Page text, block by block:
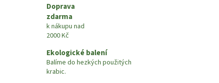
Doprava
zdarma
k nákupu nad
2000 Kč
Ekologické balení
Balíme do hezkých použitých
krabic.